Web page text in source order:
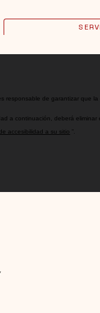
responsable de garantizar que
a continuación, deberá eliminar
accesibilidad a su sitio ”.